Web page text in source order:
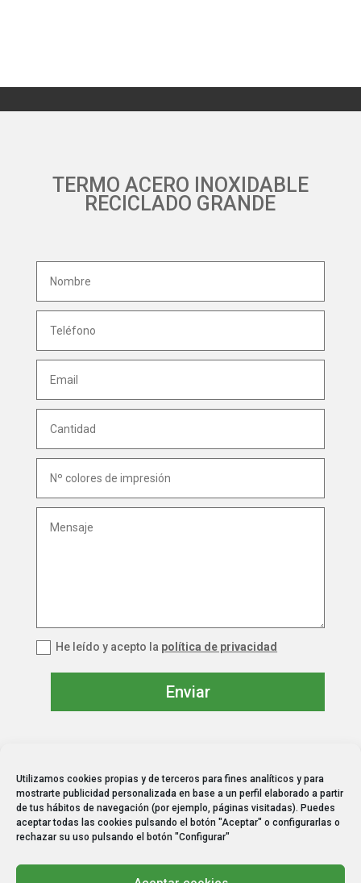
Utilizamos cookies propias y de terceros para fines analíticos y para
mostrarte publicidad personalizada en base a un perfil elaborado a partir
de tus hábitos de navegación (por ejemplo, páginas visitadas). Puedes
aceptar todas las cookies pulsando el botón "Aceptar" o configurarlas o
rechazar su uso pulsando el botón "Configurar"
TERMO ACERO INOXIDABLE
RECICLADO GRANDE
He leído y acepto la política de privacidad
Enviar
info@begreen.es
640 329 284